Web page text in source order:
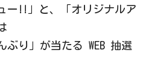
ー!!」と、「オリジナルア
ぶり」が当たる WEB 抽選